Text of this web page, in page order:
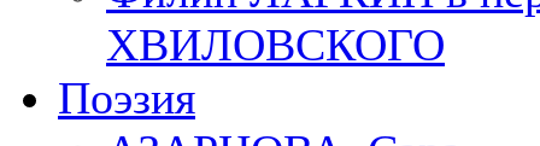
ХВИЛОВСКОГО
Поэзия